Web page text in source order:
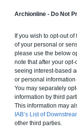
Archionline - Do Not
If you wish to opt-out
of your personal or
please use the below
note that after your
seeing interest-based
or personal
You may separately
information by third
This information may
IAB’s List of
other third parties.
renseignements
de travaux.
VÉRANDA
Si vous vivez
dépend de la
décider de
avoir au
la copropriété).